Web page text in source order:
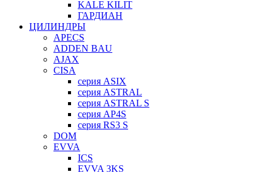
KALE KILIT
ГАРДИАН
ЦИЛИНДРЫ
APECS
ADDEN BAU
AJAX
CISA
серия ASIX
серия ASTRAL
серия ASTRAL S
серия AP4S
серия RS3 S
DOM
EVVA
ICS
EVVA 3KS